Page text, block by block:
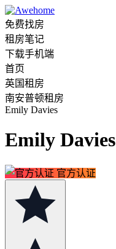
免费找房
租房笔记
下载手机端
首页
英国租房
南安普顿租房
Emily Davies
Emily Davies
官方认证